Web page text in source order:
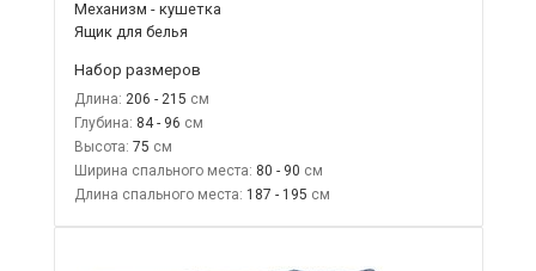
Механизм - кушетка
Ящик для белья
Набор размеров
Длина: 206 - 215
Глубина: 84 - 96
Высота: 75
Ширина спального места: 80 - 90
Длина спального места: 187 - 195